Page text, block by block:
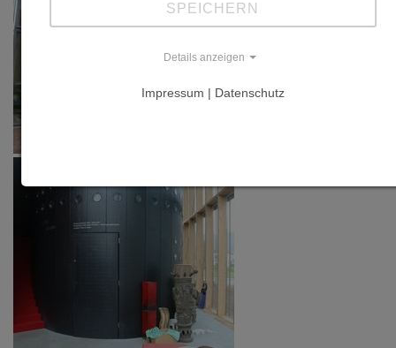
SPEICHERN
Details anzeigen
Impressum | Datenschutz